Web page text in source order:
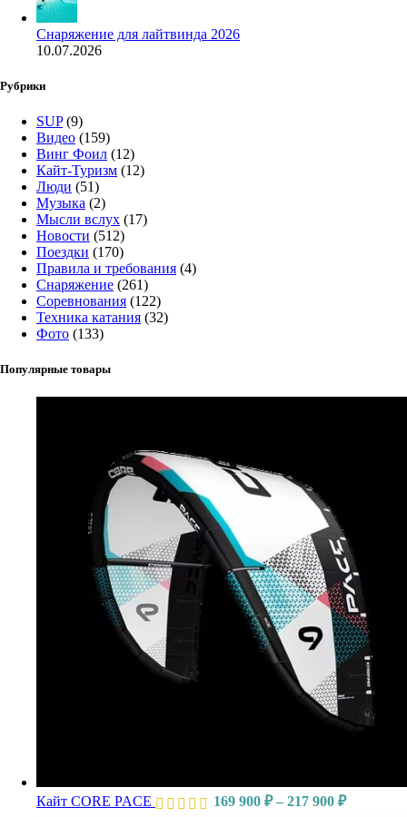
Снаряжение для лайтвинда 2026
10.07.2026
Рубрики
SUP(9)
Видео (159)
Винг Фоил (12)
Кайт-Туризм (12)
Люди (51)
Музыка (2)
Мысли вслух (17)
Новости (512)
Поездки (170)
Правила и требования (4)
Снаряжение (261)
Соревнования (122)
Техника катания (32)
Фото (133)
Популярные товары
Кайт CORE PACE 169 900 ₽ – 217 900 ₽